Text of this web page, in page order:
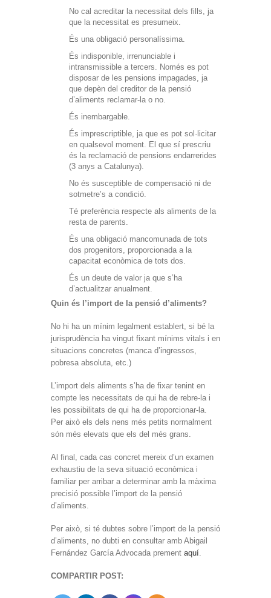
No cal acreditar la necessitat dels fills, ja
que la necessitat es presumeix.
És una obligació personalíssima.
És indisponible, irrenunciable i
intransmissible a tercers. Només es pot
disposar de les pensions impagades, ja
que depèn del creditor de la pensió
d’aliments reclamar-la o no.
És inembargable.
És imprescriptible, ja que es pot sol·licitar
en qualsevol moment. El que sí prescriu
és la reclamació de pensions endarrerides
(3 anys a Catalunya).
No és susceptible de compensació ni de
sotmetre’s a condició.
Té preferència respecte als aliments de la
resta de parents.
És una obligació mancomunada de tots
dos progenitors, proporcionada a la
capacitat econòmica de tots dos.
És un deute de valor ja que s’ha
d’actualitzar anualment.
Quin és l’import de la pensió d’aliments?
No hi ha un mínim legalment establert, si bé la
jurisprudència ha vingut fixant mínims vitals i en
situacions concretes (manca d’ingressos,
pobresa absoluta, etc.)
L’import dels aliments s’ha de fixar tenint en
compte les necessitats de qui ha de rebre-la i
les possibilitats de qui ha de proporcionar-la.
Per això els dels nens més petits normalment
són més elevats que els del més grans.
Al final, cada cas concret mereix d’un examen
exhaustiu de la seva situació econòmica i
familiar per arribar a determinar amb la màxima
precisió possible l’import de la pensió
d’aliments.
Per això, si té dubtes sobre l’import de la pensió
d’aliments, no dubti en consultar amb Abigail
Fernández García Advocada prement aquí.
COMPARTIR POST: